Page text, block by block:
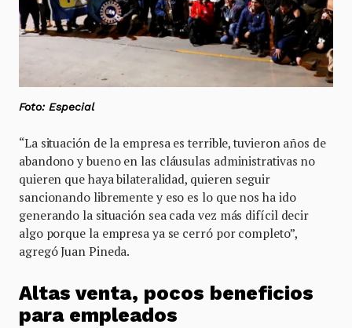
Foto: Especial
“La situación de la empresa es terrible, tuvieron años de
abandono y bueno en las cláusulas administrativas no
quieren que haya bilateralidad, quieren seguir
sancionando libremente y eso es lo que nos ha ido
generando la situación sea cada vez más difícil decir
algo porque la empresa ya se cerró por completo”,
agregó Juan Pineda.
Altas venta, pocos beneficios
para empleados